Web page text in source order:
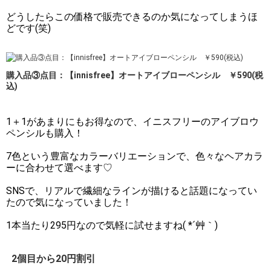
どうしたらこの価格で販売できるのか気になってしまうほ
どです(笑)
購入品③点目：【innisfree】オートアイブローペンシル ￥590(税
込)
1＋1があまりにもお得なので、イニスフリーのアイブロウ
ペンシルも購入！
7色という豊富なカラーバリエーションで、色々なヘアカラ
ーに合わせて選べます♡
SNSで、リアルで繊細なラインが描けると話題になってい
たので気になっていました！
1本当たり295円なので気軽に試せますね( *´艸｀)
2個目から20円割引